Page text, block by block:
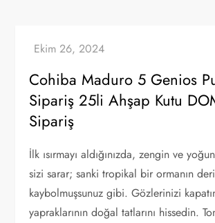
Cohiba Maduro 5 Genios
Sipariş 25li Ahşap Kutu
Sipariş
İlk ısırmayı aldığınızda, zengin ve
sizi sarar; sanki tropikal bir ormanın
kaybolmuşsunuz gibi. Gözlerinizi
yapraklarının doğal tatlarını hissedin.